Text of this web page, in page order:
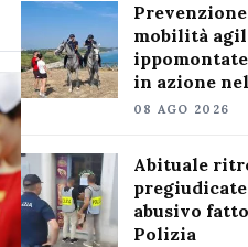
mobilità
in azione
08 AGO 2026
Abituale
abusivo
Polizia